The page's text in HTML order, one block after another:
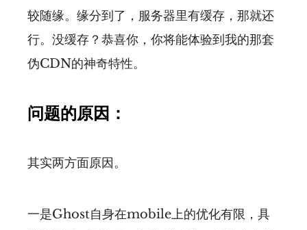
较随缘。缘分到了，服务器里有缓存，那就还
行。没缓存？恭喜你，你将能体验到我的那套
伪CDN的神奇特性。
问题的原因：
其实两方面原因。
一是Ghost自身在mobile上的优化有限，具